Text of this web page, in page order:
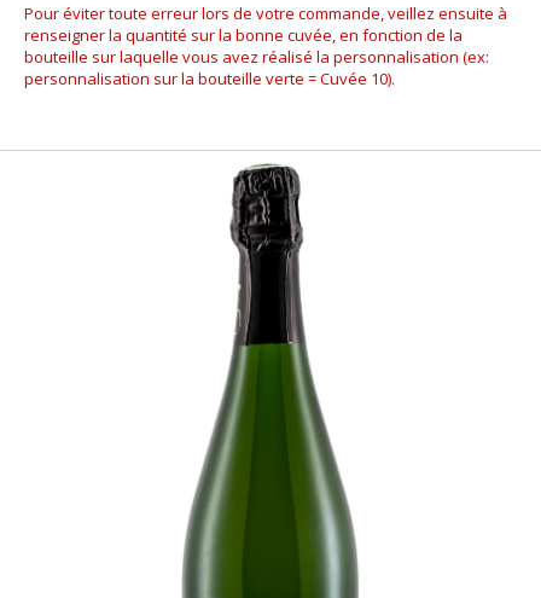
Pour éviter toute erreur lors de votre commande, veillez ensuite à
renseigner la quantité sur la bonne cuvée, en fonction de la
bouteille sur laquelle vous avez réalisé la personnalisation (ex:
personnalisation sur la bouteille verte = Cuvée 10).